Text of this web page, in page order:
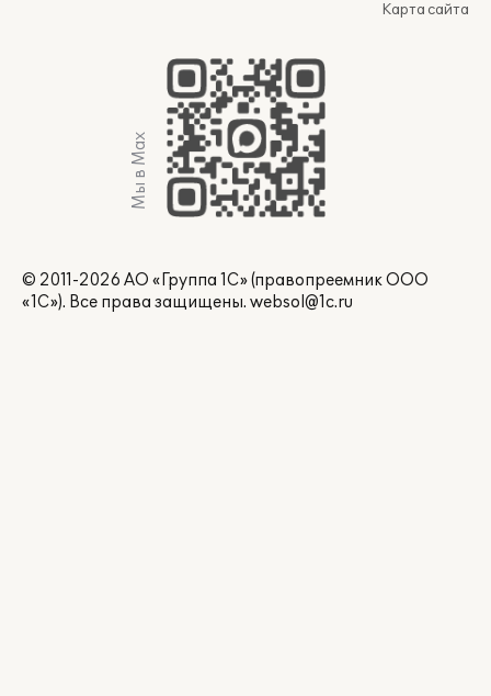
Карта сайта
Мы в Max
© 2011-2026 АО «Группа 1С» (правопреемник ООО
«1С»). Все права защищены. websol@1c.ru